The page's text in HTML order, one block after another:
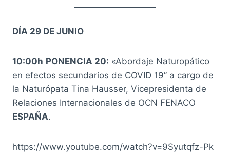
DÍA 29 DE JUNIO
10:00h PONENCIA 20: «Abordaje Naturopático
en efectos secundarios de COVID 19” a cargo de
la Naturópata Tina Hausser, Vicepresidenta de
Relaciones Internacionales de OCN FENACO
ESPAÑA.
https://www.youtube.com/watch?v=9Syutqfz-Pk